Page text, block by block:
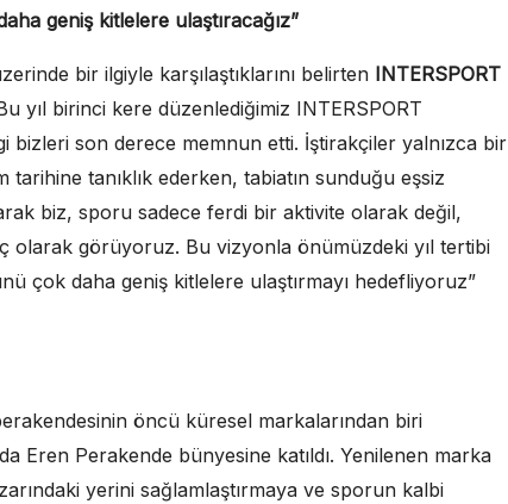
geniş kitlelere ulaştıracağız”
bir ilgiyle karşılaştıklarını belirten INTERSPORT
yıl birinci kere düzenlediğimiz INTERSPORT
bizleri son derece memnun etti. İştirakçiler yalnızca bir
tarihine tanıklık ederken, tabiatın sunduğu eşsiz
biz, sporu sadece ferdi bir aktivite olarak değil,
olarak görüyoruz. Bu vizyonla önümüzdeki yıl tertibi
çok daha geniş kitlelere ulaştırmayı hedefliyoruz”
öncü küresel markalarından biri
Eren Perakende bünyesine katıldı. Yenilenen marka
yerini sağlamlaştırmaya ve sporun kalbi